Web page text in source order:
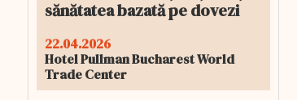
sănătatea bazată pe dovezi
22.04.2026
Hotel Pullman Bucharest World
Trade Center